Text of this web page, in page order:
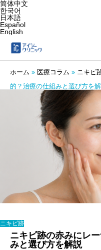
简体中文
한국어
日本語
Español
English
ホーム » 医療コラム » ニキビ
的？治療の仕組みと選び方を
ニキビ跡
ニキビ跡の赤みにレ
みと選び方を解説